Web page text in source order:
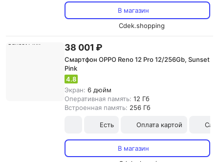
В магазин
Cdek.shopping
38 001 ₽
Смартфон OPPO Reno 12 Pro 12/256Gb, Sunset
Pink
4.8
Экран: 6 дюйм
Оперативная память: 12 Гб
Встроенная память: 256 Гб
Есть Оплата картой
В магазин